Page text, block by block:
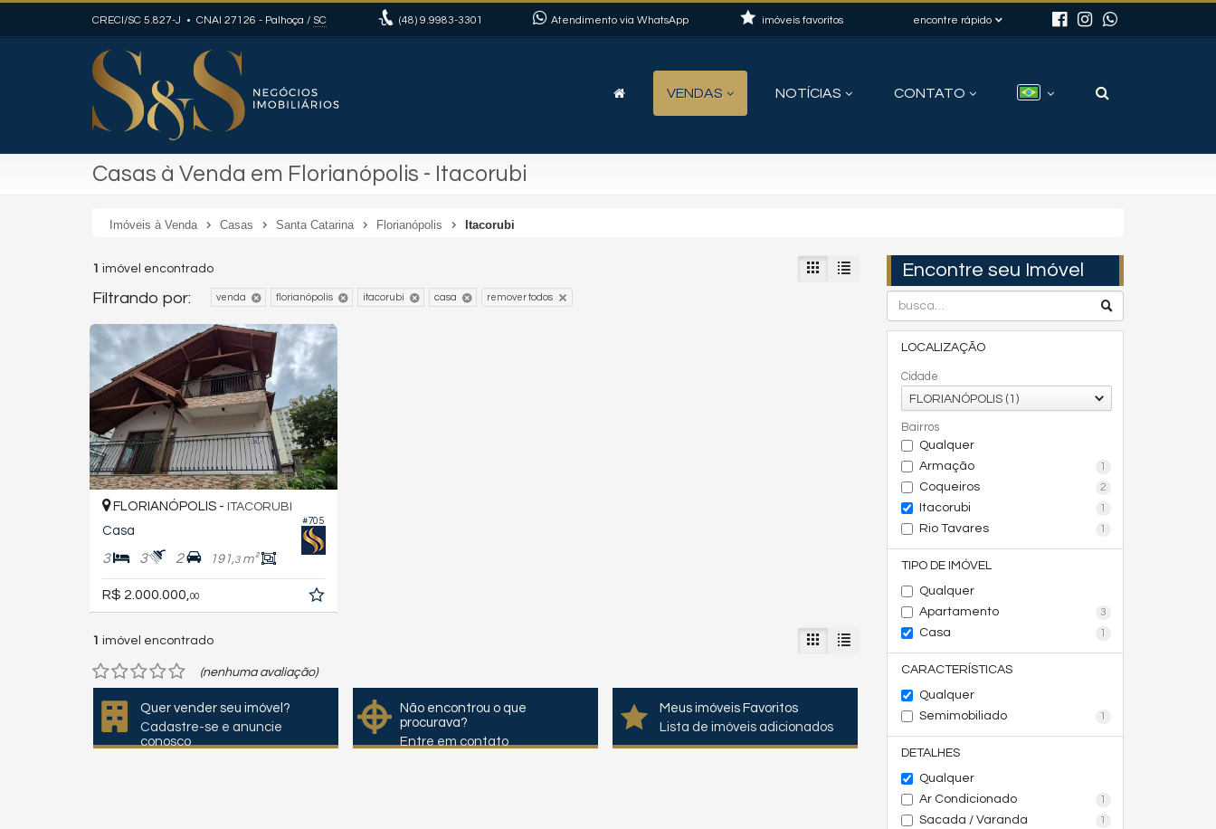
CRECI/SC 5.827-J • CNAI 27126 - Palhoça / SC (48) 9.9983-3301 Atendimento via WhatsApp encontre rápido
imóveis favoritos
VENDAS NOTÍCIAS CONTATO
Casas à Venda em Florianópolis - Itacorubi
Imóveis à Venda Casas Santa Catarina Florianópolis Itacorubi
Encontre seu Imóvel
LOCALIZAÇÃO
Cidade
FLORIANÓPOLIS (1)
Bairros
Qualquer
Armação
1
Coqueiros 2
Itacorubi 1
Rio Tavares 1
TIPO DE IMÓVEL
Qualquer
Apartamento
3
Casa 1
CARACTERÍSTICAS
Qualquer
Semimobiliado
1
DETALHES
Qualquer
Ar Condicionado
1
Sacada / Varanda 1
1 imóvel encontrado
Filtrando por: venda florianópolis itacorubi casa remover todos
#705
FLORIANÓPOLIS - ITACORUBI
Casa
3 3 2 191,3m²
R$ 2.000.000, 00
1 imóvel encontrado
(nenhuma avaliação)
Quer vender seu imóvel?
Cadastre-se e anuncie
conosco
Não encontrou o que
procurava?
Entre em contato
Meus imóveis Favoritos
Lista de imóveis adicionados